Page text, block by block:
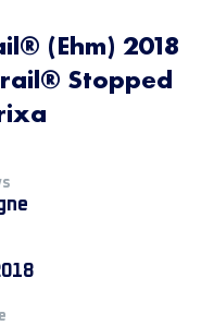
(Ehm) 2018
Stopped